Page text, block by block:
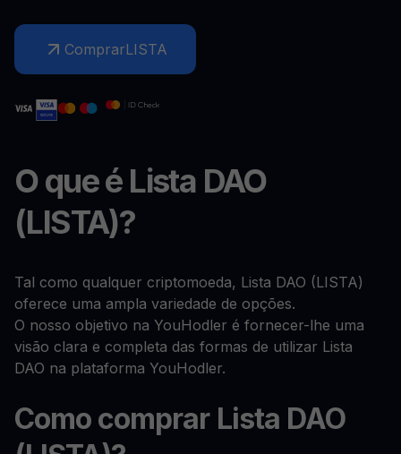
ComprarLISTA
O que é Lista DAO
(LISTA)?
Tal como qualquer criptomoeda, Lista DAO (LISTA)
oferece uma ampla variedade de opções.
O nosso objetivo na YouHodler é fornecer-lhe uma
visão clara e completa das formas de utilizar Lista
DAO na plataforma YouHodler.
Como comprar Lista DAO